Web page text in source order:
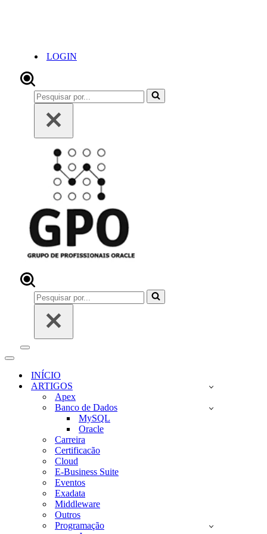
LOGIN
Pesquisar
por...
Pesquisar
por...
Menu
navegação
Menu
navegaçãoINÍCIO
ARTIGOS
Apex
Banco de Dados
MySQL
Oracle
Carreira
Certificacão
Cloud
E-Business Suite
Eventos
Exadata
Middleware
Outros
Programação